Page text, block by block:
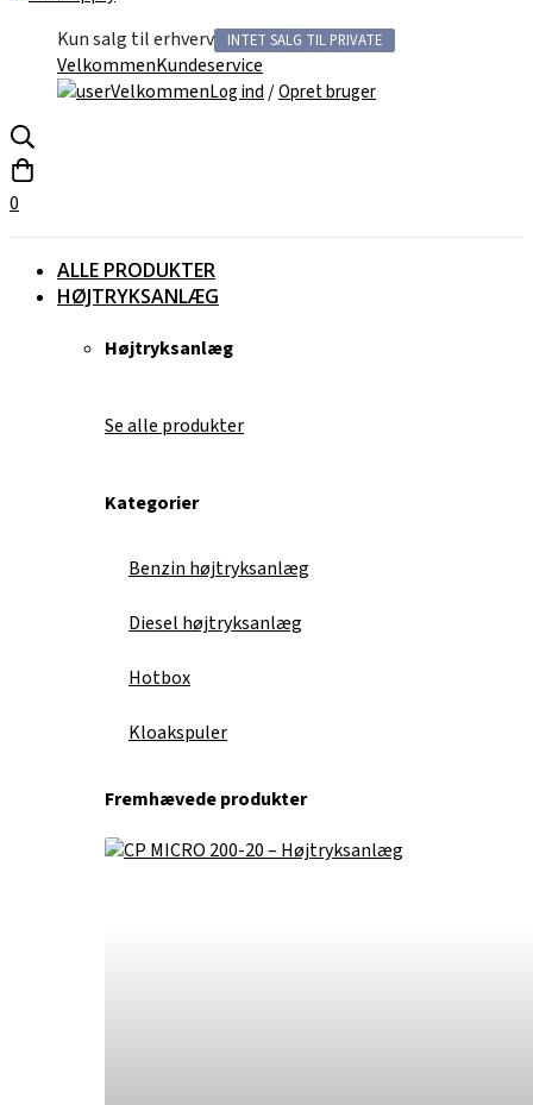
Kun salg til erhverv INTET SALG TIL PRIVATE
VelkommenKundeservice
VelkommenLog ind/Opret bruger
0
ALLE PRODUKTER
HØJTRYKSANLÆG
Højtryksanlæg
Se alle produkter
Kategorier
Benzin højtryksanlæg
Diesel højtryksanlæg
Hotbox
Kloakspuler
Fremhævede produkter